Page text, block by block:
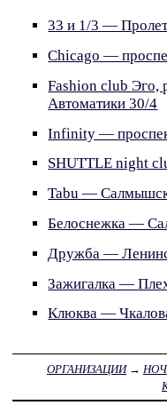
33 и 1/3 —
Chicago —
Fashion club Эго,
Автоматики 30/4
Infinity —
SHUTTLE night
Tabu —
Белоснежка —
Дружба —
Зажигалка —
Клюква —
ОРГАНИЗАЦИИ→